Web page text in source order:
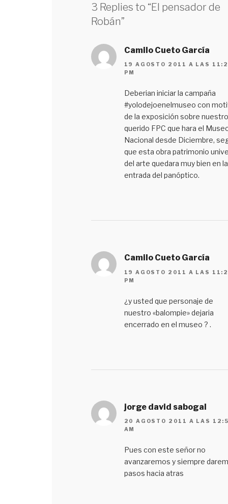
3 Replies to “El pensador de
Robán”
Camilo Cueto García
19 AGOSTO 2011 A LAS
PM
Deberian iniciar la campaña
#yolodejoenelmuseo con
de la exposición sobre nuestro
querido FPC que hara el
Nacional desde Diciembre,
que esta obra patrimonio
del arte quedara muy bien en la
entrada del panóptico.
Camilo Cueto García
19 AGOSTO 2011 A LAS
PM
¿y usted que personaje de
nuestro «balompie» dejaria
encerrado en el museo ? .
jorge david sabogal
20 AGOSTO 2011 A LAS
AM
Pues con este señor no
avanzaremos y siempre
pasos hacia atras